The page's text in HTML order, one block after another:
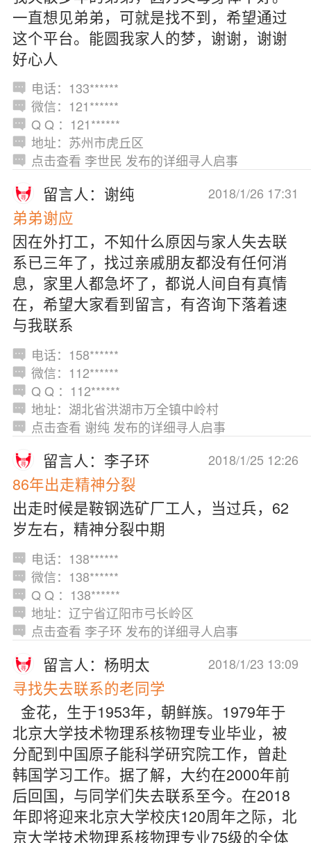
一直想见弟弟，可就是找不到，希望通过
这个平台。能圆我家人的梦，谢谢，谢谢
好心人
电话：133******
微信：121******
Q Q ：121******
地址：苏州市虎丘区
点击查看 李世民 发布的详细寻人启事
2018/1/26 17:31
留言人：谢纯
弟弟谢应
因在外打工，不知什么原因与家人失去联
系已三年了，找过亲戚朋友都没有任何消
息，家里人都急坏了，都说人间自有真情
在，希望大家看到留言，有咨询下落着速
与我联系
电话：158******
微信：112******
Q Q ：112******
地址：湖北省洪湖市万全镇中岭村
点击查看 谢纯 发布的详细寻人启事
2018/1/25 12:26
留言人：李子环
86年出走精神分裂
出走时候是鞍钢选矿厂工人，当过兵，62
岁左右，精神分裂中期
电话：138******
微信：138******
Q Q ：138******
地址：辽宁省辽阳市弓长岭区
点击查看 李子环 发布的详细寻人启事
2018/1/23 13:09
留言人：杨明太
寻找失去联系的老同学
金花，生于1953年，朝鲜族。1979年于
北京大学技术物理系核物理专业毕业，被
分配到中国原子能科学研究院工作，曾赴
韩国学习工作。据了解，大约在2000年前
后回国，与同学们失去联系至今。在2018
年即将迎来北京大学校庆120周年之际，北
京大学技术物理系核物理专业75级的全体